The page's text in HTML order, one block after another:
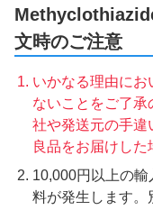
文時のご注意
いかなる理由に
ないことをご了
社や発送元の手違
良品をお届けした
10,000円以上の
料が発生します。